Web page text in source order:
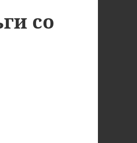
со